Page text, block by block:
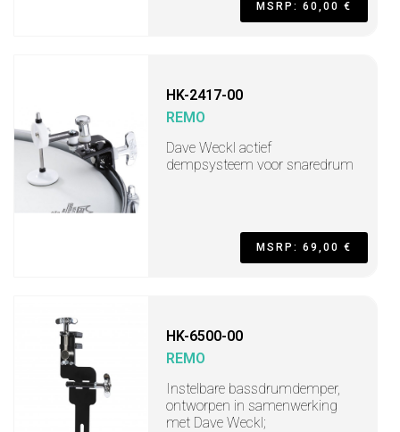
MSRP: 60,00 €
HK-2417-00
REMO
Dave Weckl actief
dempsysteem voor snaredrum
MSRP: 69,00 €
HK-6500-00
REMO
Instelbare bassdrumdemper,
ontworpen in samenwerking
met Dave Weckl;